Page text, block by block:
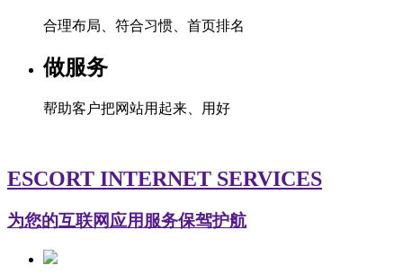
合理布局、符合习惯、首页排名
做服务
帮助客户把网站用起来、用好
ESCORT INTERNET SERVICES
为您的互联网应用服务保驾护航